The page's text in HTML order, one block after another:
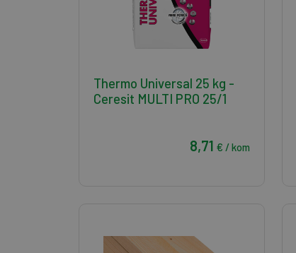
Thermo Universal 25 kg -
Ceresit MULTI PRO 25/1
8,71 € / kom